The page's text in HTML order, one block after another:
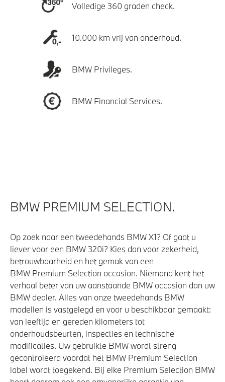
Volledige 360 graden check.
10.000 km vrij van onderhoud.
BMW Privileges.
BMW Financial Services.
BMW PREMIUM SELECTION.
Op zoek naar een tweedehands BMW X1? Of gaat u
liever voor een BMW 320i? Kies dan voor zekerheid,
betrouwbaarheid en het gemak van een
BMW Premium Selection occasion. Niemand kent het
verhaal beter van uw aanstaande BMW occasion dan uw
BMW dealer. Alles van onze tweedehands BMW
modellen is vastgelegd en voor u beschikbaar gemaakt:
van leeftijd en gereden kilometers tot
onderhoudsbeurten, inspecties en technische
modificaties. Uw gebruikte BMW wordt streng
gecontroleerd voordat het BMW Premium Selection
label wordt toegekend. Bij elke Premium Selection BMW